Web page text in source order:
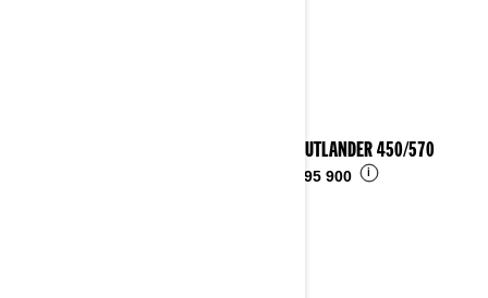
2023 OUTLANDER 450/570
kr 95 900 i